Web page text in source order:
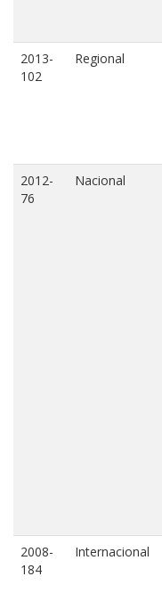
2013-
102
Regional
2012-
76
Nacional
2008-
184
Internacional